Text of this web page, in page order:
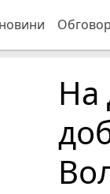
На